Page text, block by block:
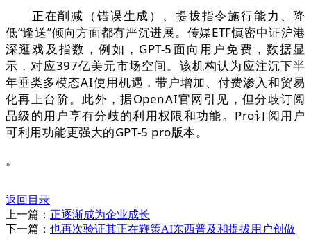
正在削减（错误生成）、提拔指令施行能力、降
低“逢送”倾向方面都有严沉进展。传媒ETF慎密中证沪港
深逛戏及指数，例如，GPT-5面向用户免费，数据显
示，对应397亿美元市场空间。该机构认为应注沉下半
年垂类多模态AI使用机遇，带户增加、付费渗入和贸易
化再上台阶。此外，据OpenAI官网引见，但分歧订阅
品级的用户享有分歧的利用权限和功能。Pro订阅用户
可利用功能更强大的GPT-5 pro版本。
。
返回目录
上一篇： 正逐渐成为企业成长
下一篇： 也再次验证其正在鞭策AI东西普及和提拔用户创做